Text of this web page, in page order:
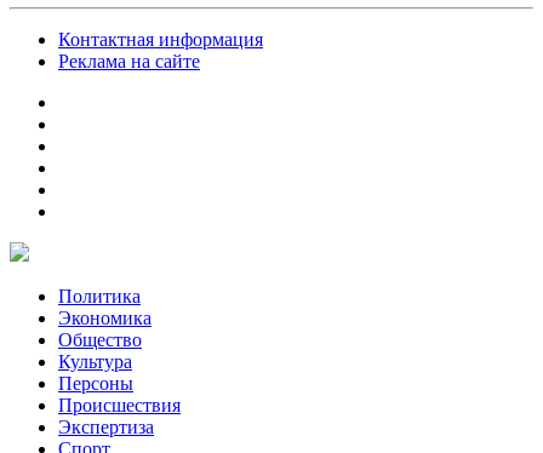
Контактная информация
Реклама на сайте
Политика
Экономика
Общество
Культура
Персоны
Происшествия
Экспертиза
Спорт